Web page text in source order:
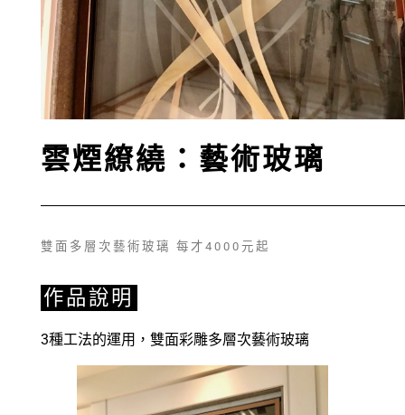
雲煙繚繞：藝術玻璃
雙面多層次藝術玻璃 每才4000元起
作品說明
3種工法的運用，雙面彩雕多層次藝術玻璃